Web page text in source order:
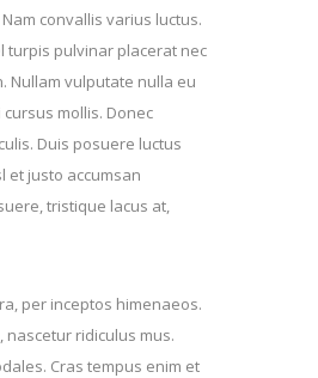
convallis varius luctus.
turpis pulvinar placerat nec
Nullam vulputate nulla eu
mollis. Donec
Duis posuere luctus
et justo accumsan
tristique lacus at,
per inceptos himenaeos.
ridiculus mus.
Cras tempus enim et